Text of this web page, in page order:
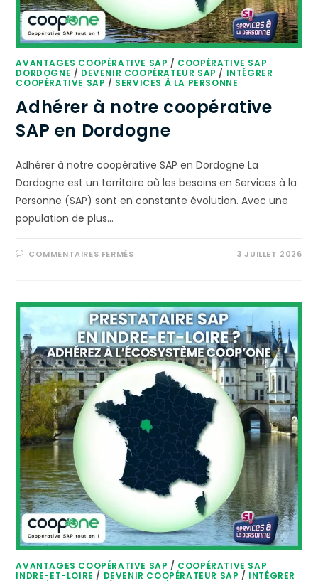
AVANTAGES COOPÉRATIVE SAP / COOPÉRATIVE SAP
DORDOGNE / DEVENIR COOPÉRATEUR SAP / INTÉGRER
COOPÉRATIVE SAP / SERVICES À LA PERSONNE
Adhérer à notre coopérative
SAP en Dordogne
Adhérer à notre coopérative SAP en Dordogne La
Dordogne est un territoire où les besoins en Services à la
Personne (SAP) sont en constante évolution. Avec une
population de plus…
COMMENTAIRES FERMÉS 3 JUILLET 2026
AVANTAGES COOPÉRATIVE SAP / COOPÉRATIVE SAP
INDRE-ET-LOIRE / DEVENIR COOPÉRATEUR SAP / INTÉGRER